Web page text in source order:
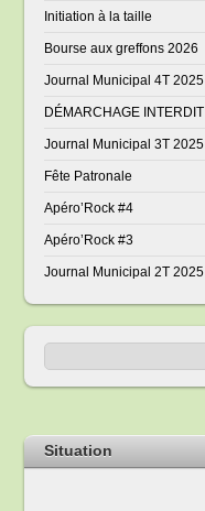
Initiation à la taille
Bourse aux greffons 2026
Journal Municipal 4T 2025
DÉMARCHAGE INTERDIT
Journal Municipal 3T 2025
Fête Patronale
Apéro’Rock #4
Apéro’Rock #3
Journal Municipal 2T 2025
Situation